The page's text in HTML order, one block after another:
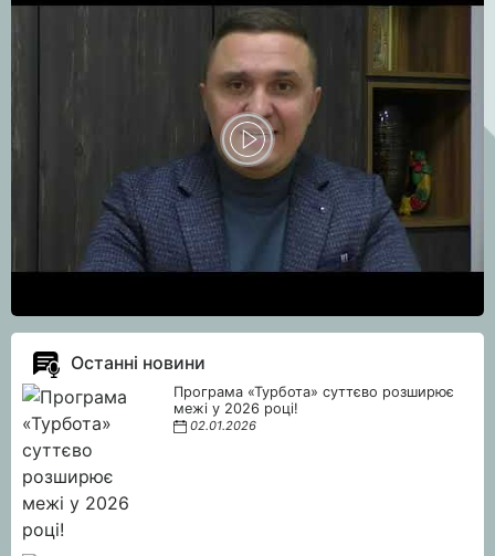
Останні новини
Програма «Турбота» суттєво розширює
межі у 2026 році!
02.01.2026